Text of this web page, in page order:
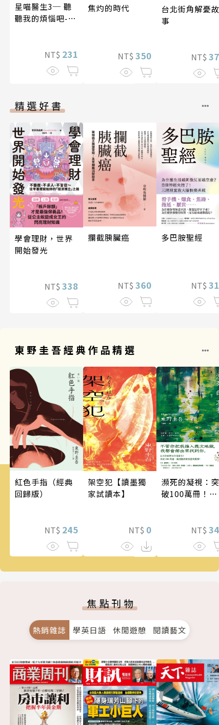
星喵醫生3─ 聽
聽我的煩惱吧-實
NT$ 231
焦灼的時代
NT$ 350
台北街角解憂故
事
NT$
精選好書
學會理財，世界
開始發光
NT$ 338
攔截胰臟癌
NT$ 360
多巴胺聖經
NT$
東野圭吾經典作品精選
紅色手指（經典
回歸版）
NT$ 245
架空犯【讀墨獨
家試讀本】
NT$ 0
瀕死的凝視：突
破100萬冊！這
的情慾與驚悚！
NT$
焦點刊物
熱銷雜誌 學英日語 休閒遊憩 閱讀藝文